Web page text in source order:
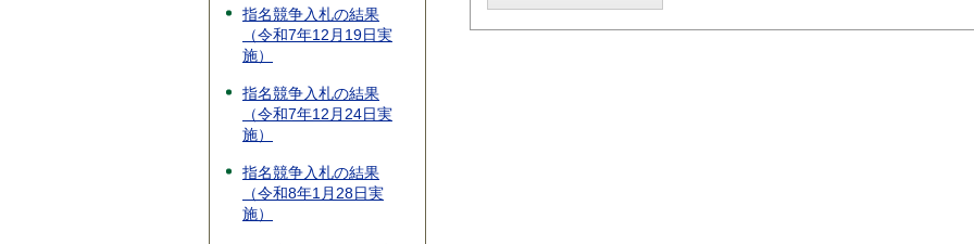
指名競争入札の結果
（令和7年12月19日実
施）
指名競争入札の結果
（令和7年12月24日実
施）
指名競争入札の結果
（令和8年1月28日実
施）